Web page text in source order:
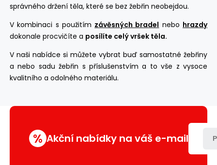
správného držení těla, které se bez žebřin neobejdou.
V kombinaci s použitím závěsných bradel nebo hrazdy
dokonale procvičíte a posílíte celý vršek těla.
V naši nabídce si můžete vybrat buď samostatné žebřiny
a nebo sadu žebřin s příslušenstvím a to vše z vysoce
kvalitního a odolného materiálu.
% Akční nabídky na váš e-mail